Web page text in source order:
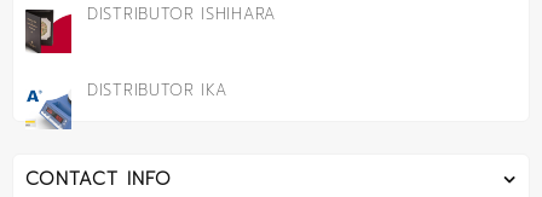
DISTRIBUTOR ISHIHARA
DISTRIBUTOR IKA
CONTACT INFO